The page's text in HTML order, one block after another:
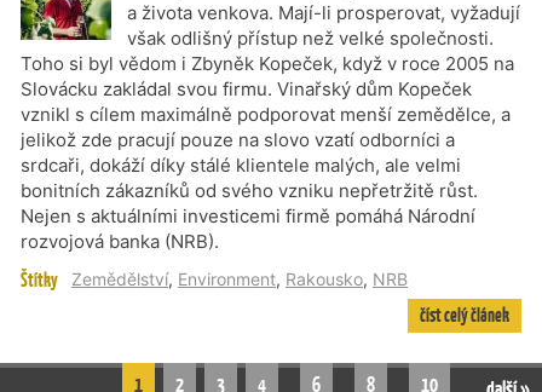
a života venkova. Mají-li prosperovat, vyžadují
však odlišný přístup než velké společnosti.
Toho si byl vědom i Zbyněk Kopeček, když v roce 2005 na
Slovácku zakládal svou firmu. Vinařský dům Kopeček
vznikl s cílem maximálně podporovat menší zemědělce, a
jelikož zde pracují pouze na slovo vzatí odborníci a
srdcaři, dokáží díky stálé klientele malých, ale velmi
bonitních zákazníků od svého vzniku nepřetržitě růst.
Nejen s aktuálními investicemi firmě pomáhá Národní
rozvojová banka (NRB).
Štítky Zemědělství, Environment, Rakousko, NRB
číst celý článek
1 2 3 4 6 8 10